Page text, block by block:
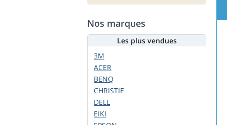
Nos marques
Les plus vendues
3M
ACER
BENQ
CHRISTIE
DELL
EIKI